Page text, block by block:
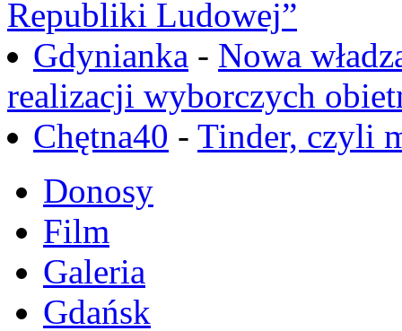
Republiki Ludowej”
Gdynianka - Nowa
realizacji wyborczych
Chętna40 - Tinder, czyli
Donosy
Film
Galeria
Gdańsk